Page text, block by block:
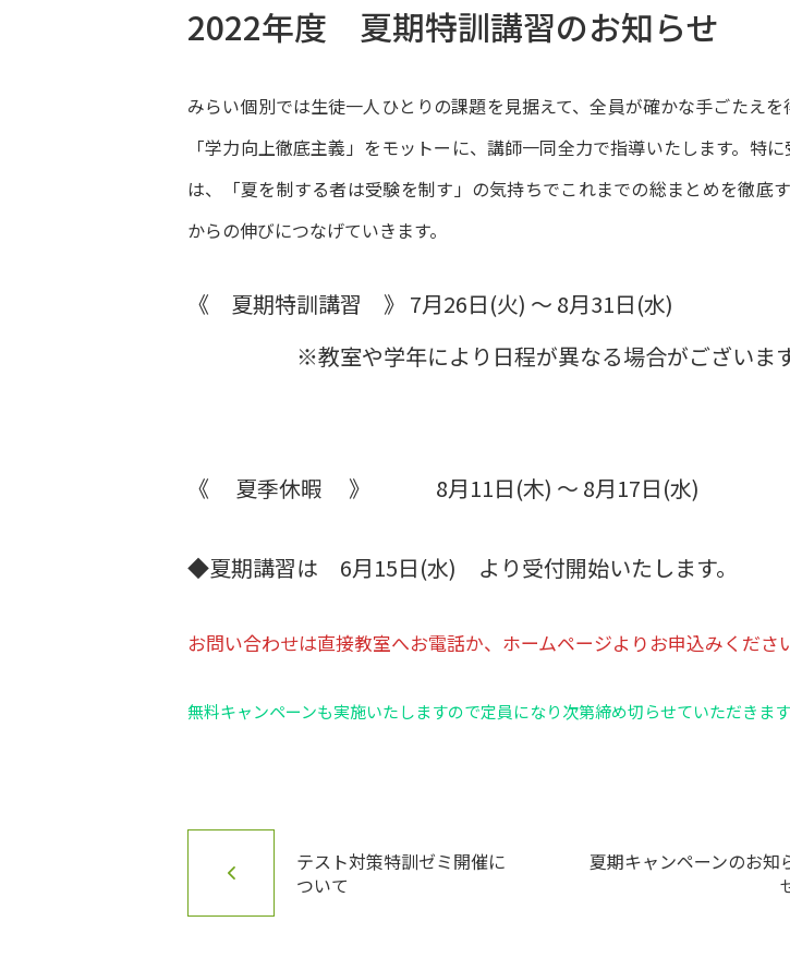
2022年度 夏期特訓講習のお知らせ
みらい個別では生徒一人ひとりの課題を見据えて、全員が確かな手ごたえを
「学力向上徹底主義」をモットーに、講師一同全力で指導いたします。特
は、「夏を制する者は受験を制す」の気持ちでこれまでの総まとめを徹底
からの伸びにつなげていきます。
《 夏期特訓講習 》 7月26日(火) ～ 8月31日(水)
※教室や学年により日程が異なる場合がございます
《 夏季休暇 》 8月11日(木) ～ 8月17日(水)
◆夏期講習は 6月15日(水) より受付開始いたします。
お問い合わせは直接教室へお電話か、ホームページよりお申込みくださ
無料キャンペーンも実施いたしますので定員になり次第締め切らせていただきます
テスト対策特訓ゼミ開催に
ついて
夏期キャンペーンのお知